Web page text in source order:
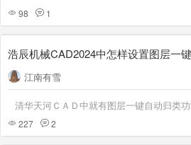
98 1
浩辰机械CAD2024中怎样设置图层一
江南有雪
清华天河ＣＡＤ中就有图层一键自动归类
227 2